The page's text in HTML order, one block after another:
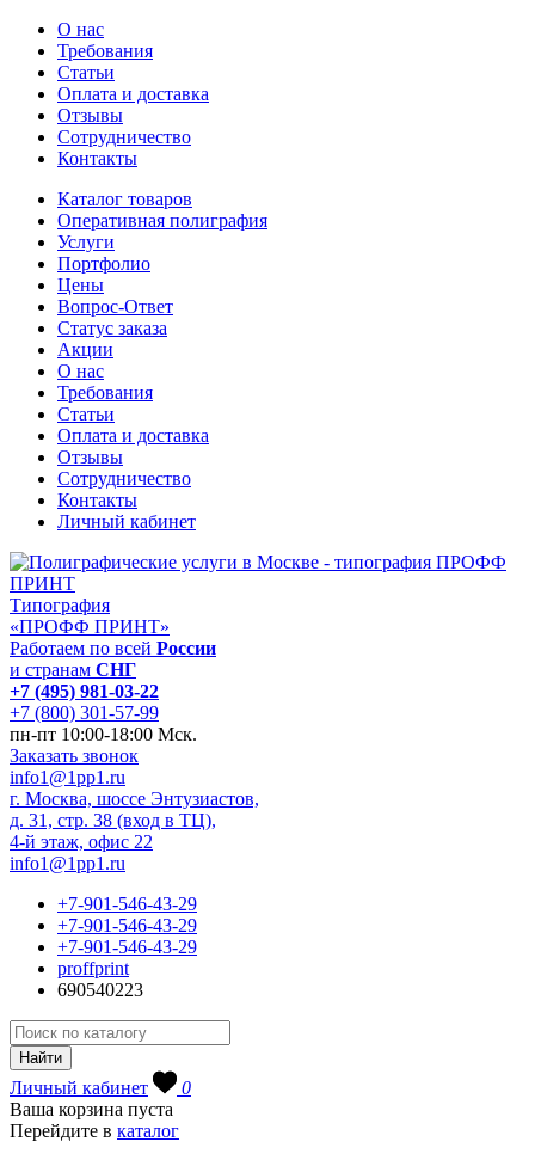
О нас
Требования
Статьи
Оплата и доставка
Отзывы
Сотрудничество
Контакты
Каталог товаров
Оперативная полиграфия
Услуги
Портфолио
Цены
Вопрос-Ответ
Статус заказа
Акции
О нас
Требования
Статьи
Оплата и доставка
Отзывы
Сотрудничество
Контакты
Личный кабинет
Типография
«ПРОФФ ПРИНТ»
Работаем по всей России
и странам СНГ
+7 (495) 981-03-22
+7 (800) 301-57-99
пн-пт 10:00-18:00 Мск.
Заказать звонок
info1@1pp1.ru
г. Москва, шоссе Энтузиастов,
д. 31, стр. 38 (вход в ТЦ),
4-й этаж, офис 22
info1@1pp1.ru
+7-901-546-43-29
+7-901-546-43-29
+7-901-546-43-29
proffprint
690540223
Личный кабинет
0
Ваша корзина пуста
Перейдите в каталог